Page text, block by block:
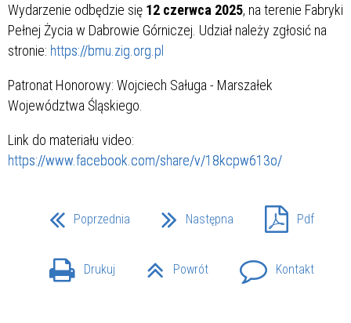
Wydarzenie odbędzie się 12 czerwca 2025, na terenie Fabryki
Pełnej Życia w Dabrowie Górniczej. Udział należy zgłosić na
stronie: https://bmu.zig.org.pl
Patronat Honorowy: Wojciech Saługa - Marszałek
Województwa Śląskiego.
Link do materiału video:
https://www.facebook.com/share/v/18kcpw613o/
Poprzednia Następna Pdf
Drukuj Powrót Kontakt